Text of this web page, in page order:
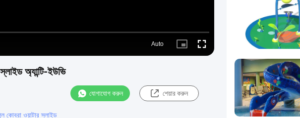
Auto
Picture- Fullscreen
অ্যান্টি-ইউভি
যোগাযোগ করুন শেয়ার করুন
কোবরা ওয়াটার স্লাইড